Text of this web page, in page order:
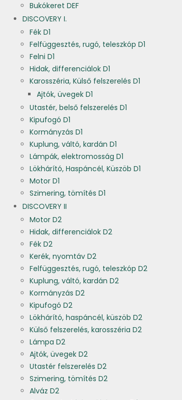
Bukókeret DEF
DISCOVERY I.
Fék D1
Felfüggesztés, rugó, teleszkóp D1
Felni D1
Hidak, differenciálok D1
Karosszéria, Külső felszerelés D1
Ajtók, üvegek D1
Utastér, belső felszerelés D1
Kipufogó D1
Kormányzás D1
Kuplung, váltó, kardán D1
Lámpák, elektromosság D1
Lökhárító, Haspáncél, Küszöb D1
Motor D1
Szimering, tömítés D1
DISCOVERY II
Motor D2
Hidak, differenciálok D2
Fék D2
Kerék, nyomtáv D2
Felfüggesztés, rugó, teleszkóp D2
Kuplung, váltó, kardán D2
Kormányzás D2
Kipufogó D2
Lökhárító, haspáncél, küszöb D2
Külső felszerelés, karosszéria D2
Lámpa D2
Ajtók, üvegek D2
Utastér felszerelés D2
Szimering, tömítés D2
Alváz D2